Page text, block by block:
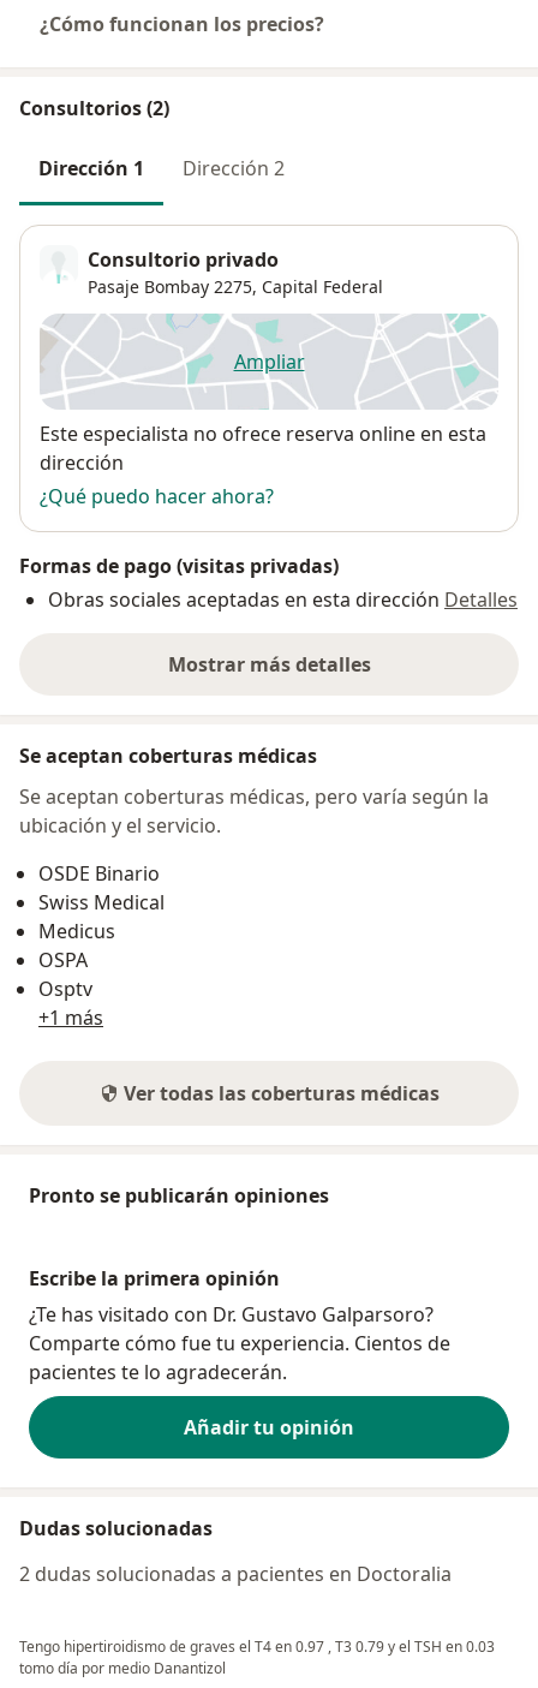
¿Cómo funcionan los precios?
Consultorios (2)
Dirección 1 Dirección 2
Consultorio privado
Pasaje Bombay 2275, Capital Federal
Ampliarse abre en una nueva
Disponibilidad
Este especialista no ofrece reserva online en esta
dirección
¿Qué puedo hacer ahora?
Formas de pago (visitas privadas)
Obras sociales aceptadas en esta dirección Detalles
Mostrar más detalles
sobre la dirección
Se aceptan coberturas médicas
Se aceptan coberturas médicas, pero varía según la
ubicación y el servicio.
OSDE Binario
Swiss Medical
Medicus
OSPA
Osptv
+1 más
Ver todas las coberturas médicas
Pronto se publicarán opiniones
Escribe la primera opinión
¿Te has visitado con Dr. Gustavo Galparsoro?
Comparte cómo fue tu experiencia. Cientos de
pacientes te lo agradecerán.
Añadir tu opinión
Dudas solucionadas
2 dudas solucionadas a pacientes en Doctoralia
Tengo hipertiroidismo de graves el T4 en 0.97 , T3 0.79 y el TSH en 0.03
tomo día por medio Danantizol